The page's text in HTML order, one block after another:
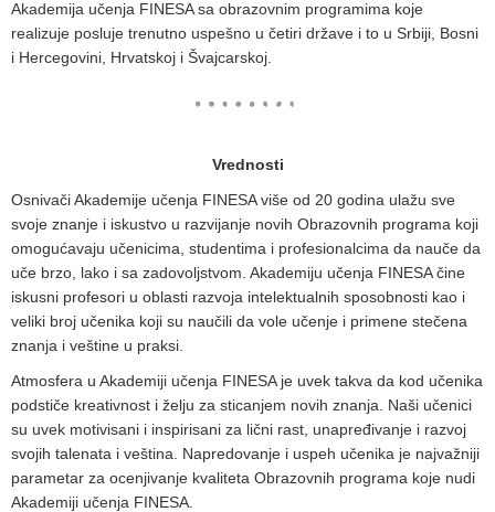
Akademija učenja FINESA sa obrazovnim programima koje
realizuje posluje trenutno uspešno u četiri države i to u Srbiji, Bosni
i Hercegovini, Hrvatskoj i Švajcarskoj.
Vrednosti
Osnivači Akademije učenja FINESA više od 20 godina ulažu sve
svoje znanje i iskustvo u razvijanje novih Obrazovnih programa koji
omogućavaju učenicima, studentima i profesionalcima da nauče da
uče brzo, lako i sa zadovoljstvom. Akademiju učenja FINESA čine
iskusni profesori u oblasti razvoja intelektualnih sposobnosti kao i
veliki broj učenika koji su naučili da vole učenje i primene stečena
znanja i veštine u praksi.
Atmosfera u Akademiji učenja FINESA je uvek takva da kod učenika
podstiče kreativnost i želju za sticanjem novih znanja. Naši učenici
su uvek motivisani i inspirisani za lični rast, unapređivanje i razvoj
svojih talenata i veština. Napredovanje i uspeh učenika je najvažniji
parametar za ocenjivanje kvaliteta Obrazovnih programa koje nudi
Akademiji učenja FINESA.